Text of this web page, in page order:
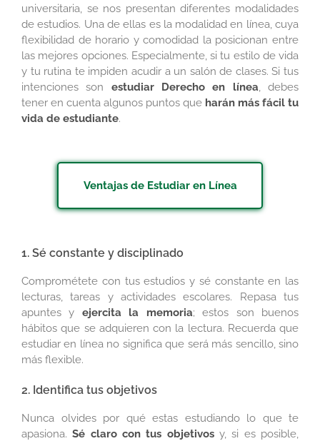
universitaria, se nos presentan diferentes modalidades
de estudios. Una de ellas es la modalidad en línea, cuya
flexibilidad de horario y comodidad la posicionan entre
las mejores opciones. Especialmente, si tu estilo de vida
y tu rutina te impiden acudir a un salón de clases. Si tus
intenciones son estudiar Derecho en línea, debes
tener en cuenta algunos puntos que harán más fácil tu
vida de estudiante.
Ventajas de Estudiar en Línea
1. Sé constante y disciplinado
Comprométete con tus estudios y sé constante en las
lecturas, tareas y actividades escolares. Repasa tus
apuntes y ejercita la memoria; estos son buenos
hábitos que se adquieren con la lectura. Recuerda que
estudiar en línea no significa que será más sencillo, sino
más flexible.
2. Identifica tus objetivos
Nunca olvides por qué estas estudiando lo que te
apasiona.Sé claro con tus objetivosy, si es posible,